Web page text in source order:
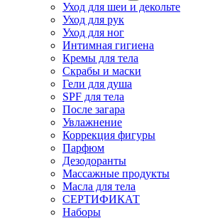
Уход для шеи и декольте
Уход для рук
Уход для ног
Интимная гигиена
Кремы для тела
Скрабы и маски
Гели для душа
SPF для тела
После загара
Увлажнение
Коррекция фигуры
Парфюм
Дезодоранты
Массажные продукты
Масла для тела
СЕРТИФИКАТ
Наборы